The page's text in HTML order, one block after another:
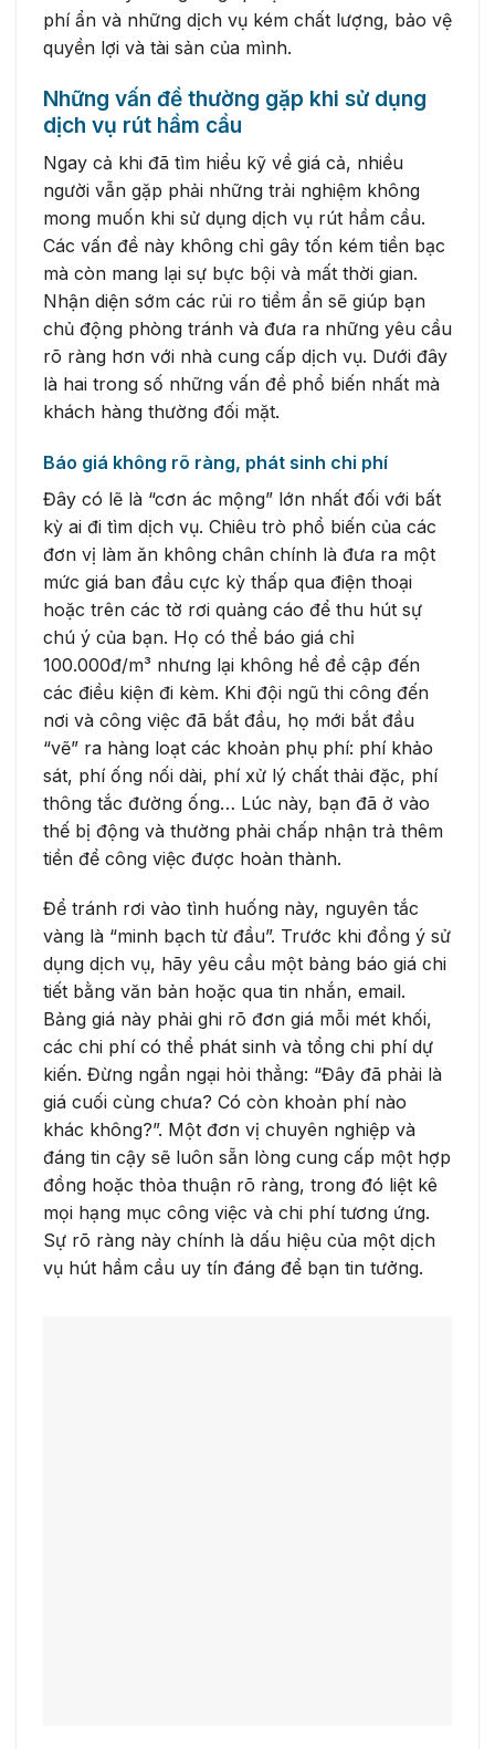
phí ẩn và những dịch vụ kém chất lượng, bảo vệ
quyền lợi và tài sản của mình.
Những vấn đề thường gặp khi sử dụng
dịch vụ rút hầm cầu
Ngay cả khi đã tìm hiểu kỹ về giá cả, nhiều
người vẫn gặp phải những trải nghiệm không
mong muốn khi sử dụng dịch vụ rút hầm cầu.
Các vấn đề này không chỉ gây tốn kém tiền bạc
mà còn mang lại sự bực bội và mất thời gian.
Nhận diện sớm các rủi ro tiềm ẩn sẽ giúp bạn
chủ động phòng tránh và đưa ra những yêu cầu
rõ ràng hơn với nhà cung cấp dịch vụ. Dưới đây
là hai trong số những vấn đề phổ biến nhất mà
khách hàng thường đối mặt.
Báo giá không rõ ràng, phát sinh chi phí
Đây có lẽ là “cơn ác mộng” lớn nhất đối với bất
kỳ ai đi tìm dịch vụ. Chiêu trò phổ biến của các
đơn vị làm ăn không chân chính là đưa ra một
mức giá ban đầu cực kỳ thấp qua điện thoại
hoặc trên các tờ rơi quảng cáo để thu hút sự
chú ý của bạn. Họ có thể báo giá chỉ
100.000đ/m³ nhưng lại không hề đề cập đến
các điều kiện đi kèm. Khi đội ngũ thi công đến
nơi và công việc đã bắt đầu, họ mới bắt đầu
“vẽ” ra hàng loạt các khoản phụ phí: phí khảo
sát, phí ống nối dài, phí xử lý chất thải đặc, phí
thông tắc đường ống… Lúc này, bạn đã ở vào
thế bị động và thường phải chấp nhận trả thêm
tiền để công việc được hoàn thành.
Để tránh rơi vào tình huống này, nguyên tắc
vàng là “minh bạch từ đầu”. Trước khi đồng ý sử
dụng dịch vụ, hãy yêu cầu một bảng báo giá chi
tiết bằng văn bản hoặc qua tin nhắn, email.
Bảng giá này phải ghi rõ đơn giá mỗi mét khối,
các chi phí có thể phát sinh và tổng chi phí dự
kiến. Đừng ngần ngại hỏi thẳng: “Đây đã phải là
giá cuối cùng chưa? Có còn khoản phí nào
khác không?”. Một đơn vị chuyên nghiệp và
đáng tin cậy sẽ luôn sẵn lòng cung cấp một hợp
đồng hoặc thỏa thuận rõ ràng, trong đó liệt kê
mọi hạng mục công việc và chi phí tương ứng.
Sự rõ ràng này chính là dấu hiệu của một dịch
vụ hút hầm cầu uy tín đáng để bạn tin tưởng.